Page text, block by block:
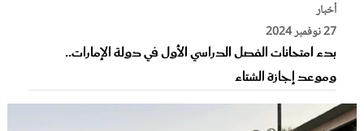
أخبار
27 نوفمبر 2024
بدء امتحانات الفصل الدراسي الأول في دولة الإمارات..
وموعد إجازة الشتاء